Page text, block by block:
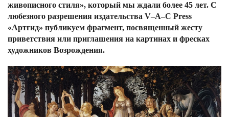
живописного стиля», который мы ждали более 45 лет. С
любезного разрешения издательства V–A–C Press
«Артгид» публикуем фрагмент, посвященный жесту
приветствия или приглашения на картинах и фресках
художников Возрождения.